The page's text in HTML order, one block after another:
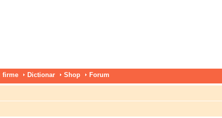
firme Dictionar Shop Forum